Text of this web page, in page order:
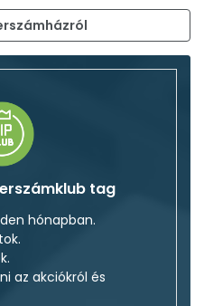
tag
hónapban.
az akciókról és